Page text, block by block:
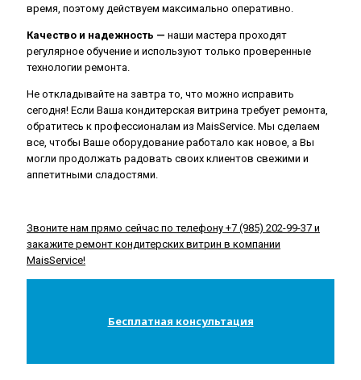
время, поэтому действуем максимально оперативно.
Качество и надежность — наши мастера проходят
регулярное обучение и используют только проверенные
технологии ремонта.
Не откладывайте на завтра то, что можно исправить
сегодня! Если Ваша кондитерская витрина требует ремонта,
обратитесь к профессионалам из MaisService. Мы сделаем
все, чтобы Ваше оборудование работало как новое, а Вы
могли продолжать радовать своих клиентов свежими и
аппетитными сладостями.
Звоните нам прямо сейчас по телефону +7 (985) 202-99-37 и
закажите ремонт кондитерских витрин в компании
MaisService!
Бесплатная консультация